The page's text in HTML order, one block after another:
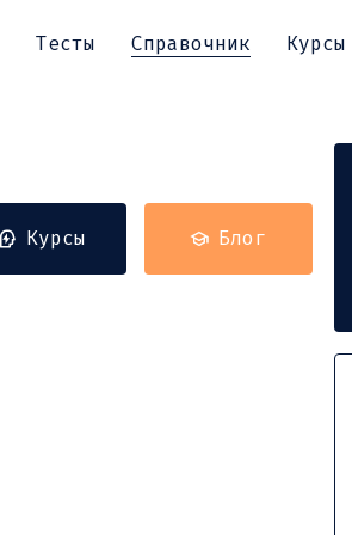
Тесты Справочник Курсы
Курсы Блог